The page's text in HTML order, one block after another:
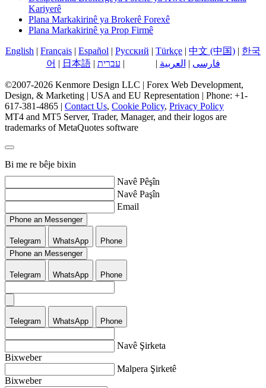
Kariyerê
Plana Markakirinê ya Brokerê Forexê
Plana Markakirinê ya Prop Firmê
English | Français | Español | Русский | Türkçe | 中文 (中国) | 한국
어 | 日本語| עברית | | العربية | فارسی
©2007-2026 Kenmore Design LLC | Forex Web Development,
Design, & Marketing | USA and EU Representation | Phone: +1-
617-381-4865 | Contact Us, Cookie Policy, Privacy Policy
MT4 and MT5 Server, Trader, Manager, and their logos are
trademarks of MetaQuotes software
Bi me re bêje bixin
Navê Pêşîn
Navê Paşîn
Email
Phone an Messenger
Telegram WhatsApp
Phone
Phone an Messenger
Telegram WhatsApp Phone
Telegram WhatsApp Phone
Navê Şirketa
Bixweber
Malpera Şirketê
Bixweber